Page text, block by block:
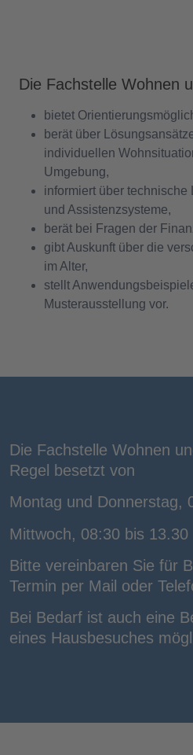
Die Fachstelle Wohnen
bietet
berät über
individuellen
Umgebung,
informiert über
und Assistenzsysteme,
berät bei Fragen der
gibt Auskunft über die
im Alter,
stellt
Musterausstellung vor.
Die Fachstelle Wohnen
Regel besetzt von
Montag und Donnerstag,
Mittwoch, 08:30 bis 13.30
Bitte vereinbaren Sie für
Termin per Mail oder
Bei Bedarf ist auch eine
eines Hausbesuches